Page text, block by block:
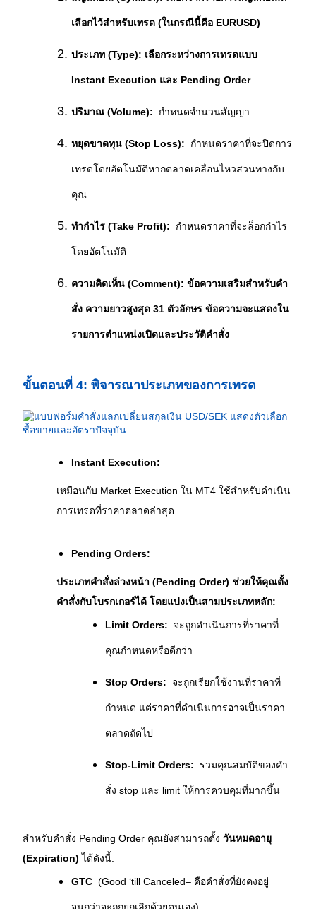
เลือกไว้สำหรับเทรด (ในกรณีนี้คือ EURUSD)
ประเภท (Type): เลือกระหว่างการเทรดแบบ
Instant Execution และ Pending Order
ปริมาณ (Volume): กำหนดจำนวนสัญญา
หยุดขาดทุน (Stop Loss): กำหนดราคาที่จะปิดการ
เทรดโดยอัตโนมัติหากตลาดเคลื่อนไหวสวนทางกับ
คุณ
ทำกำไร (Take Profit): กำหนดราคาที่จะล็อกกำไร
โดยอัตโนมัติ
ความคิดเห็น (Comment): ข้อความเสริมสำหรับคำ
สั่ง ความยาวสูงสุด 31 ตัวอักษร ข้อความจะแสดงใน
รายการตำแหน่งเปิดและประวัติคำสั่ง
ขั้นตอนที่ 4: พิจารณาประเภทของการเทรด
Instant Execution:
เหมือนกับ Market Execution ใน MT4 ใช้สำหรับดำเนิน
การเทรดที่ราคาตลาดล่าสุด
Pending Orders:
ประเภทคำสั่งล่วงหน้า (Pending Order) ช่วยให้คุณตั้ง
คำสั่งกับโบรกเกอร์ได้ โดยแบ่งเป็นสามประเภทหลัก:
Limit Orders: จะถูกดำเนินการที่ราคาที่
คุณกำหนดหรือดีกว่า
Stop Orders: จะถูกเรียกใช้งานที่ราคาที่
กำหนด แต่ราคาที่ดำเนินการอาจเป็นราคา
ตลาดถัดไป
Stop-Limit Orders: รวมคุณสมบัติของคำ
สั่ง stop และ limit ให้การควบคุมที่มากขึ้น
สำหรับคำสั่ง Pending Order คุณยังสามารถตั้ง วันหมดอายุ
(Expiration) ได้ดังนี้:
GTC (Good ‘till Canceled– คือคำสั่งที่ยังคงอยู่